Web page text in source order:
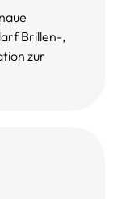
Brillen-,
zur